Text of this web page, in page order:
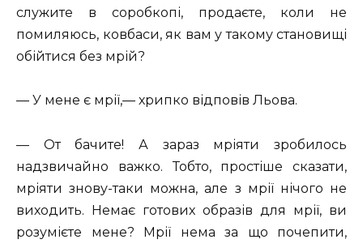
служите в соробкопі, продаєте, коли не
помиляюсь, ковбаси, як вам у такому становищі
обійтися без мрій?
— У мене є мрії,— хрипко відповів Льова.
— От бачите! А зараз мріяти зробилось
надзвичайно важко. Тобто, простіше сказати,
мріяти знову-таки можна, але з мрії нічого не
виходить. Немає готових образів для мрії, ви
розумієте мене? Мрії нема за що почепити,